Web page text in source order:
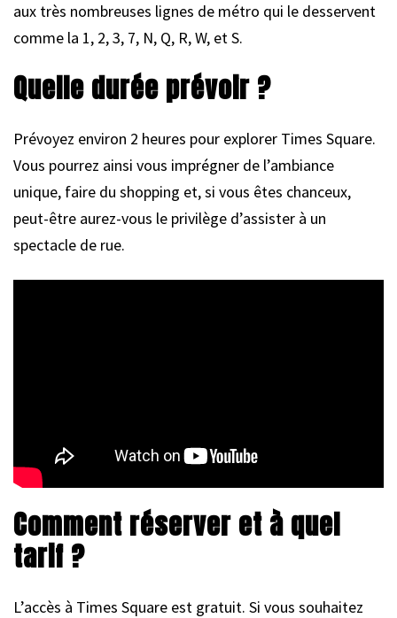
aux très nombreuses lignes de métro qui le desservent
comme la 1, 2, 3, 7, N, Q, R, W, et S.
Quelle durée prévoir ?
Prévoyez environ 2 heures pour explorer Times Square.
Vous pourrez ainsi vous imprégner de l’ambiance
unique, faire du shopping et, si vous êtes chanceux,
peut-être aurez-vous le privilège d’assister à un
spectacle de rue.
Comment réserver et à quel
tarif ?
L’accès à Times Square est gratuit. Si vous souhaitez